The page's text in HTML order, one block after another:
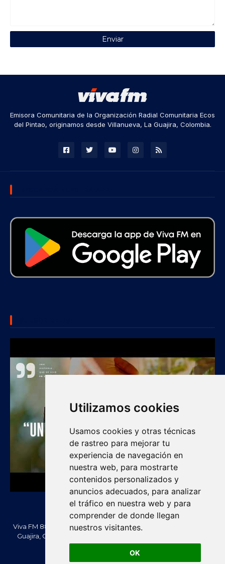
Utilizamos cookies
Usamos cookies y otras técnicas
de rastreo para mejorar tu
experiencia de navegación en
nuestra web, para mostrarte
contenidos personalizados y
anuncios adecuados, para analizar
el tráfico en nuestra web y para
comprender de donde llegan
nuestros visitantes.
OK
Emisora Comunitaria de la Organización Radial Comunitaria Ecos
del Pintao, originamos desde Villanueva, La Guajira, Colombia.
Viva FM 88.2 FM es una emisora comunitaria de Villanueva, La
Guajira, Colombia. Información, noticias, cultura, vallenato y
actualidad regional.
vivafm.com.co